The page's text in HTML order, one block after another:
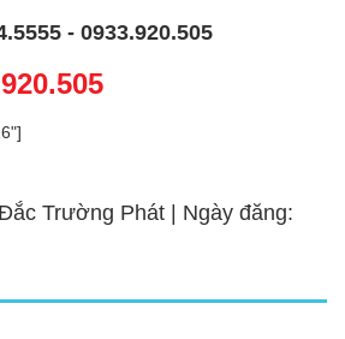
- 0933.920.505
Trường Phát | Ngày đăng: